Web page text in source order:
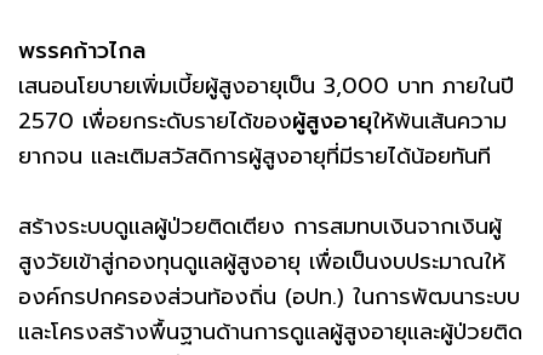
พรรคก้าวไกล
เสนอนโยบายเพิ่มเบี้ยผู้สูงอายุเป็น 3,000 บาท ภายในปี
2570 เพื่อยกระดับรายได้ของผู้สูงอายุให้พ้นเส้นความ
ยากจน และเติมสวัสดิการผู้สูงอายุที่มีรายได้น้อยทันที
สร้างระบบดูแลผู้ป่วยติดเตียง การสมทบเงินจากเงินผู้
สูงวัยเข้าสู่กองทุนดูแลผู้สูงอายุ เพื่อเป็นงบประมาณให้
องค์กรปกครองส่วนท้องถิ่น (อปท.) ในการพัฒนาระบบ
และโครงสร้างพื้นฐานด้านการดูแลผู้สูงอายุและผู้ป่วยติด